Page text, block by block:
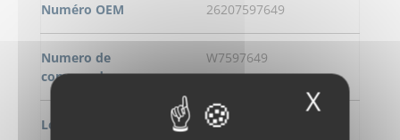
X
Numéro OEM 26207597649
Numero de
commande
W7597649
Longeur 709.3 mm